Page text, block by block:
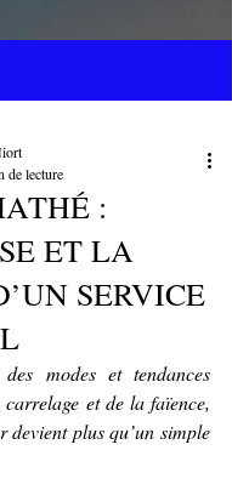
:
ET LA
SERVICE
de lecture
modes et tendances
et de la faïence,
devient plus qu’un simple